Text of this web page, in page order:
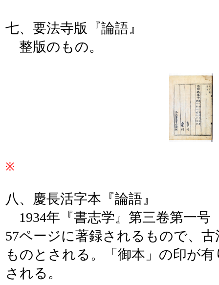
七、要法寺版『論語』
整版のもの。
※
八、慶長活字本『論語』
1934年『書志学』第三卷第一号
57ページに著録されるもので、
ものとされる。「御本」の印が
される。